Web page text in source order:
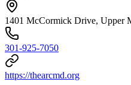
1401 McCormick Drive, Upper
301-925-7050
https://thearcmd.org